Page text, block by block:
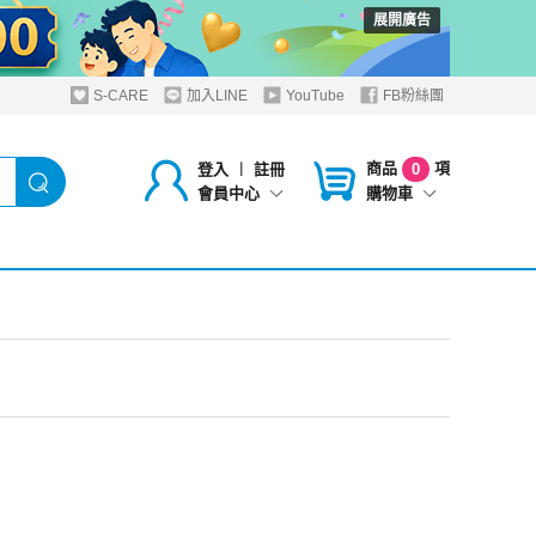
展開廣告
S-CARE 加入LINE YouTube FB粉絲團
登入 ︱
註冊
會員中心
商品 0
項
購物車